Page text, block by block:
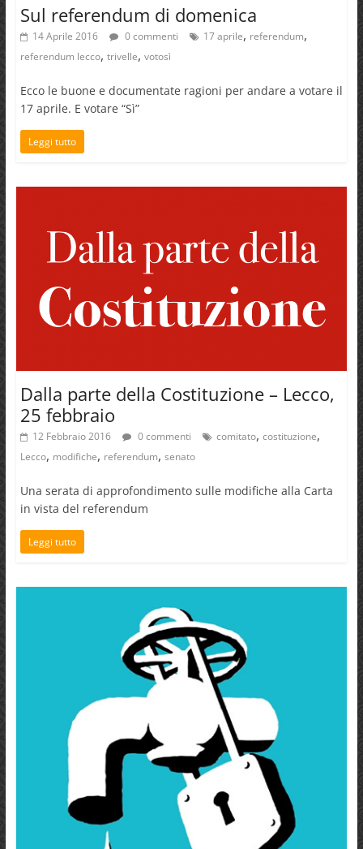
Sul referendum di domenica
14 Aprile 2016 0 commenti 17 aprile, referendum,
referendum lecco, trivelle, votosì
Ecco le buone e documentate ragioni per andare a votare il
17 aprile. E votare “Sì”
Leggi tutto
Dalla parte della Costituzione – Lecco,
25 febbraio
12 Febbraio 2016 0 commenti comitato, costituzione,
Lecco, modifiche, referendum, senato
Una serata di approfondimento sulle modifiche alla Carta
in vista del referendum
Leggi tutto